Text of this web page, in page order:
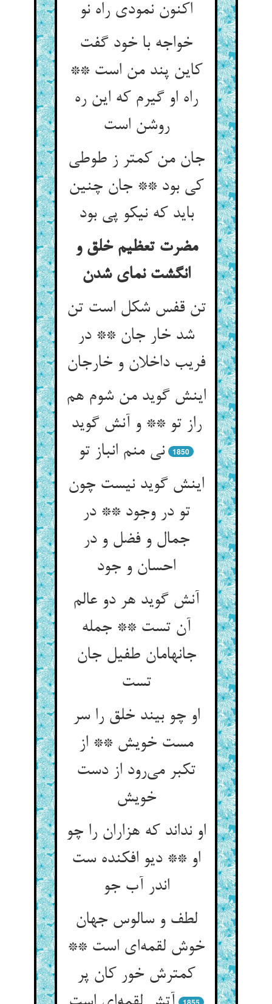
اکنون نمودی راه نو
خواجه با خود گفت
کاین پند من است **
راه او گیرم که این ره
روشن است‌‌
جان من کمتر ز طوطی
کی بود ** جان چنین
باید که نیکو پی بود
مضرت تعظیم خلق و
تن قفس شکل است تن
شد خار جان ** در
اینش گوید من شوم هم
راز تو ** و آنش گوید
نی منم انباز تو
1850
اینش گوید نیست چون
تو در وجود ** در
جمال و فضل و در
احسان و جود
آنش گوید هر دو عالم
آن تست ** جمله
جانهامان طفیل جان
تست‌‌
او چو بیند خلق را سر
مست خویش ** از
تکبر می‌‌رود از دست
خویش‌‌
او نداند که هزاران را چو
او ** دیو افکنده ست
اندر آب جو
لطف و سالوس جهان
خوش لقمه‌‌ای است **
کمترش خور کان پر